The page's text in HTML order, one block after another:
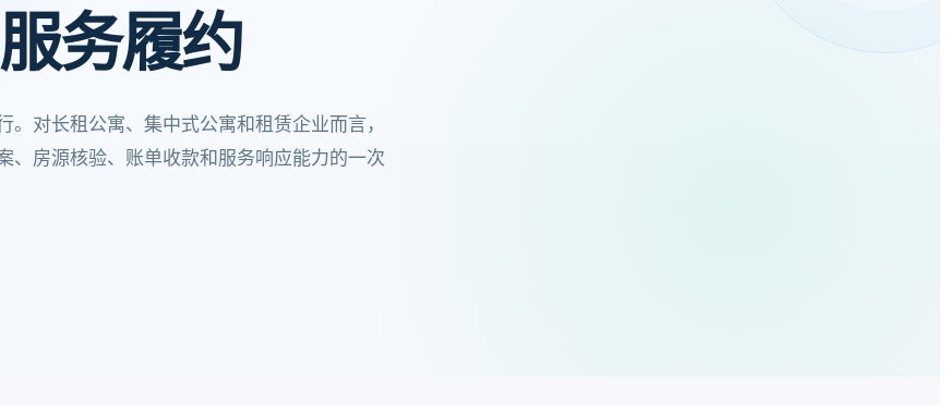
务履约
对长租公寓、集中式公寓和租赁企业而言，
、房源核验、账单收款和服务响应能力的一次